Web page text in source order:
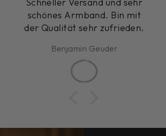
mich sehr,Ich trage sie
täglich und es ist sehr
Die Lieferung ging sehr
schnell. Ich bin sehr
zufrieden, Ich hatte auch
weiter , da die Sachen einen
Susanne Schäfer